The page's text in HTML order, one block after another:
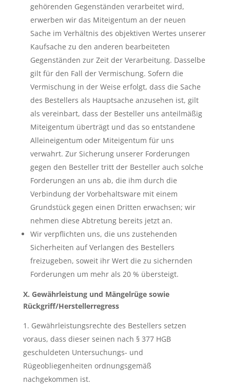
gehörenden Gegenständen verarbeitet wird,
erwerben wir das Miteigentum an der neuen
Sache im Verhältnis des objektiven Wertes unserer
Kaufsache zu den anderen bearbeiteten
Gegenständen zur Zeit der Verarbeitung. Dasselbe
gilt für den Fall der Vermischung. Sofern die
Vermischung in der Weise erfolgt, dass die Sache
des Bestellers als Hauptsache anzusehen ist, gilt
als vereinbart, dass der Besteller uns anteilmäßig
Miteigentum überträgt und das so entstandene
Alleineigentum oder Miteigentum für uns
verwahrt. Zur Sicherung unserer Forderungen
gegen den Besteller tritt der Besteller auch solche
Forderungen an uns ab, die ihm durch die
Verbindung der Vorbehaltsware mit einem
Grundstück gegen einen Dritten erwachsen; wir
nehmen diese Abtretung bereits jetzt an.
Wir verpflichten uns, die uns zustehenden
Sicherheiten auf Verlangen des Bestellers
freizugeben, soweit ihr Wert die zu sichernden
Forderungen um mehr als 20 % übersteigt.
X. Gewährleistung und Mängelrüge sowie
Rückgriff/Herstellerregress
Gewährleistungsrechte des Bestellers setzen
voraus, dass dieser seinen nach § 377 HGB
geschuldeten Untersuchungs- und
Rügeobliegenheiten ordnungsgemäß
nachgekommen ist.